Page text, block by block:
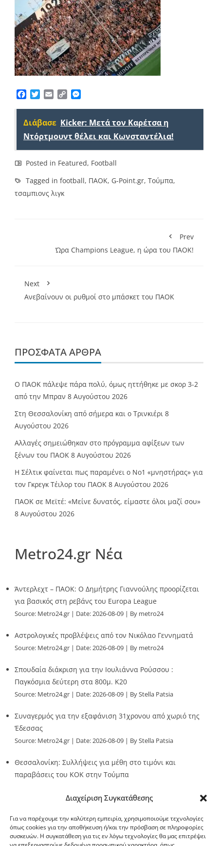
Διαχείριση Συγκατάθεσης
Για να παρέχουμε την καλύτερη εμπειρία, χρησιμοποιούμε τεχνολογίες
όπως cookies για την αποθήκευση ή/και την πρόσβαση σε πληροφορίες
συσκευών. Η συγκατάθεση για τις εν λόγω τεχνολογίες θα μας επιτρέψει
Facebook
TwitterEmailCopy
Διάβασε Kicker: Μετά τον Καρέτσα η
Ντόρτμουντ θέλει και Κωνσταντέλια!
Posted in Featured, Football
Tagged in football, ΠΑΟΚ, G-Point.gr, Τούμπα,
τσαμπιονς λιγκ
Prev
Ώρα Champions League, η ώρα του ΠΑΟΚ!
Next
Ανεβαίνουν οι ρυθμοί στο μπάσκετ του ΠΑΟΚ
ΠΡΌΣΦΑΤΑ ΆΡΘΡΑ
Ο ΠΑΟΚ πάλεψε πάρα πολύ, όμως ηττήθηκε με σκορ 3-2
από την Μπραν 8 Αυγούστου 2026
Στη Θεσσαλονίκη από σήμερα και ο Τρινκιέρι 8
Αυγούστου 2026
Αλλαγές σημειώθηκαν στο πρόγραμμα αφίξεων των
ξένων του ΠΑΟΚ 8 Αυγούστου 2026
Η Σέλτικ φαίνεται πως παραμένει ο Νο1 «μνηστήρας» για
τον Γκρεγκ Τέιλορ του ΠΑΟΚ 8 Αυγούστου 2026
ΠΑΟΚ σε Μεϊτέ: «Μείνε δυνατός, είμαστε όλοι μαζί σου»
8 Αυγούστου 2026
Metro24.gr Νέα
Άντερλεχτ – ΠΑΟΚ: Ο Δημήτρης Γιαννούλης προορίζεται
για βασικός στη ρεβάνς του Europa League
Source: Metro24.gr Date: 2026-08-09 By metro24
Αστρολογικές προβλέψεις από τον Νικόλαο Γεννηματά
Source: Metro24.gr Date: 2026-08-09 By metro24
Σπουδαία διάκριση για την Ιουλιάννα Ρούσσου :
Παγκόσμια δεύτερη στα 800μ. Κ20
Source: Metro24.gr Date: 2026-08-09 By Stella Patsia
Συναγερμός για την εξαφάνιση 31χρονου από χωριό της
Έδεσσας
Source: Metro24.gr Date: 2026-08-09 By Stella Patsia
Θεσσαλονίκη: Συλλήψεις για μέθη στο τιμόνι και
παραβάσεις του ΚΟΚ στην Τούμπα